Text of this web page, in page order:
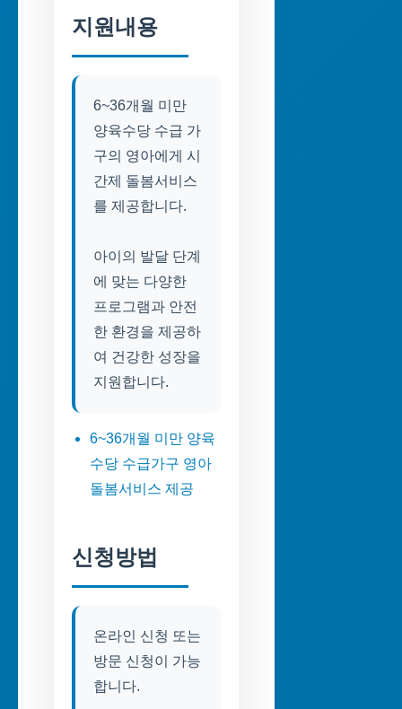
지원내용
6~36개월 미만
양육수당 수급 가
구의 영아에게 시
간제 돌봄서비스
를 제공합니다.
아이의 발달 단계
에 맞는 다양한
프로그램과 안전
한 환경을 제공하
여 건강한 성장을
지원합니다.
6~36개월 미만 양육
수당 수급가구 영아
돌봄서비스 제공
신청방법
온라인 신청 또는
방문 신청이 가능
합니다.